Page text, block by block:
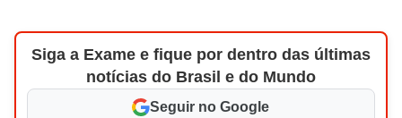
Siga a Exame e fique por dentro das últimas
notícias do Brasil e do Mundo
Seguir no Google